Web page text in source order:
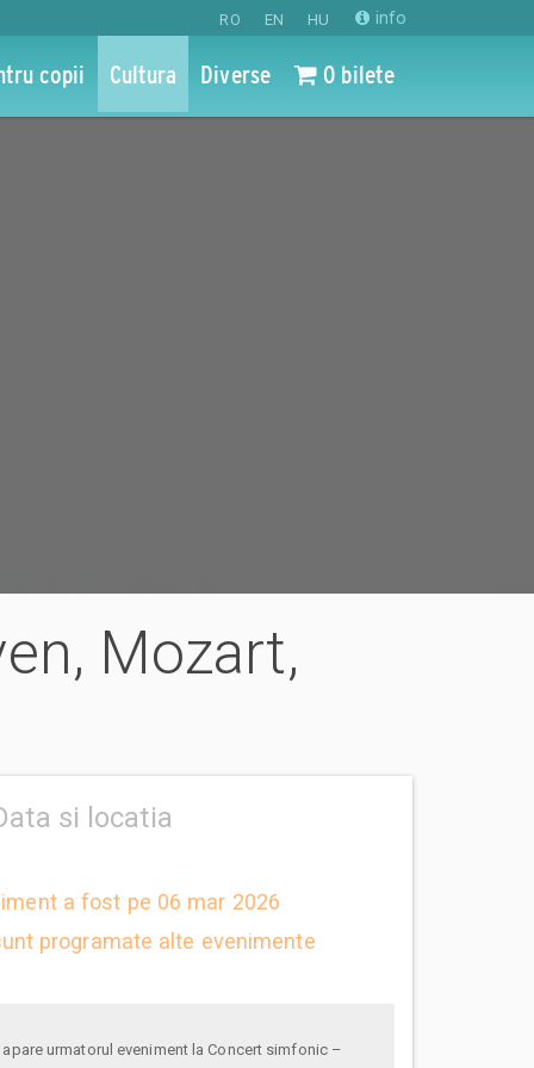
RO EN HU info
copii Cultura Diverse 0 bilete
Mozart,
si locatia
a fost pe 06 mar 2026
programate alte evenimente